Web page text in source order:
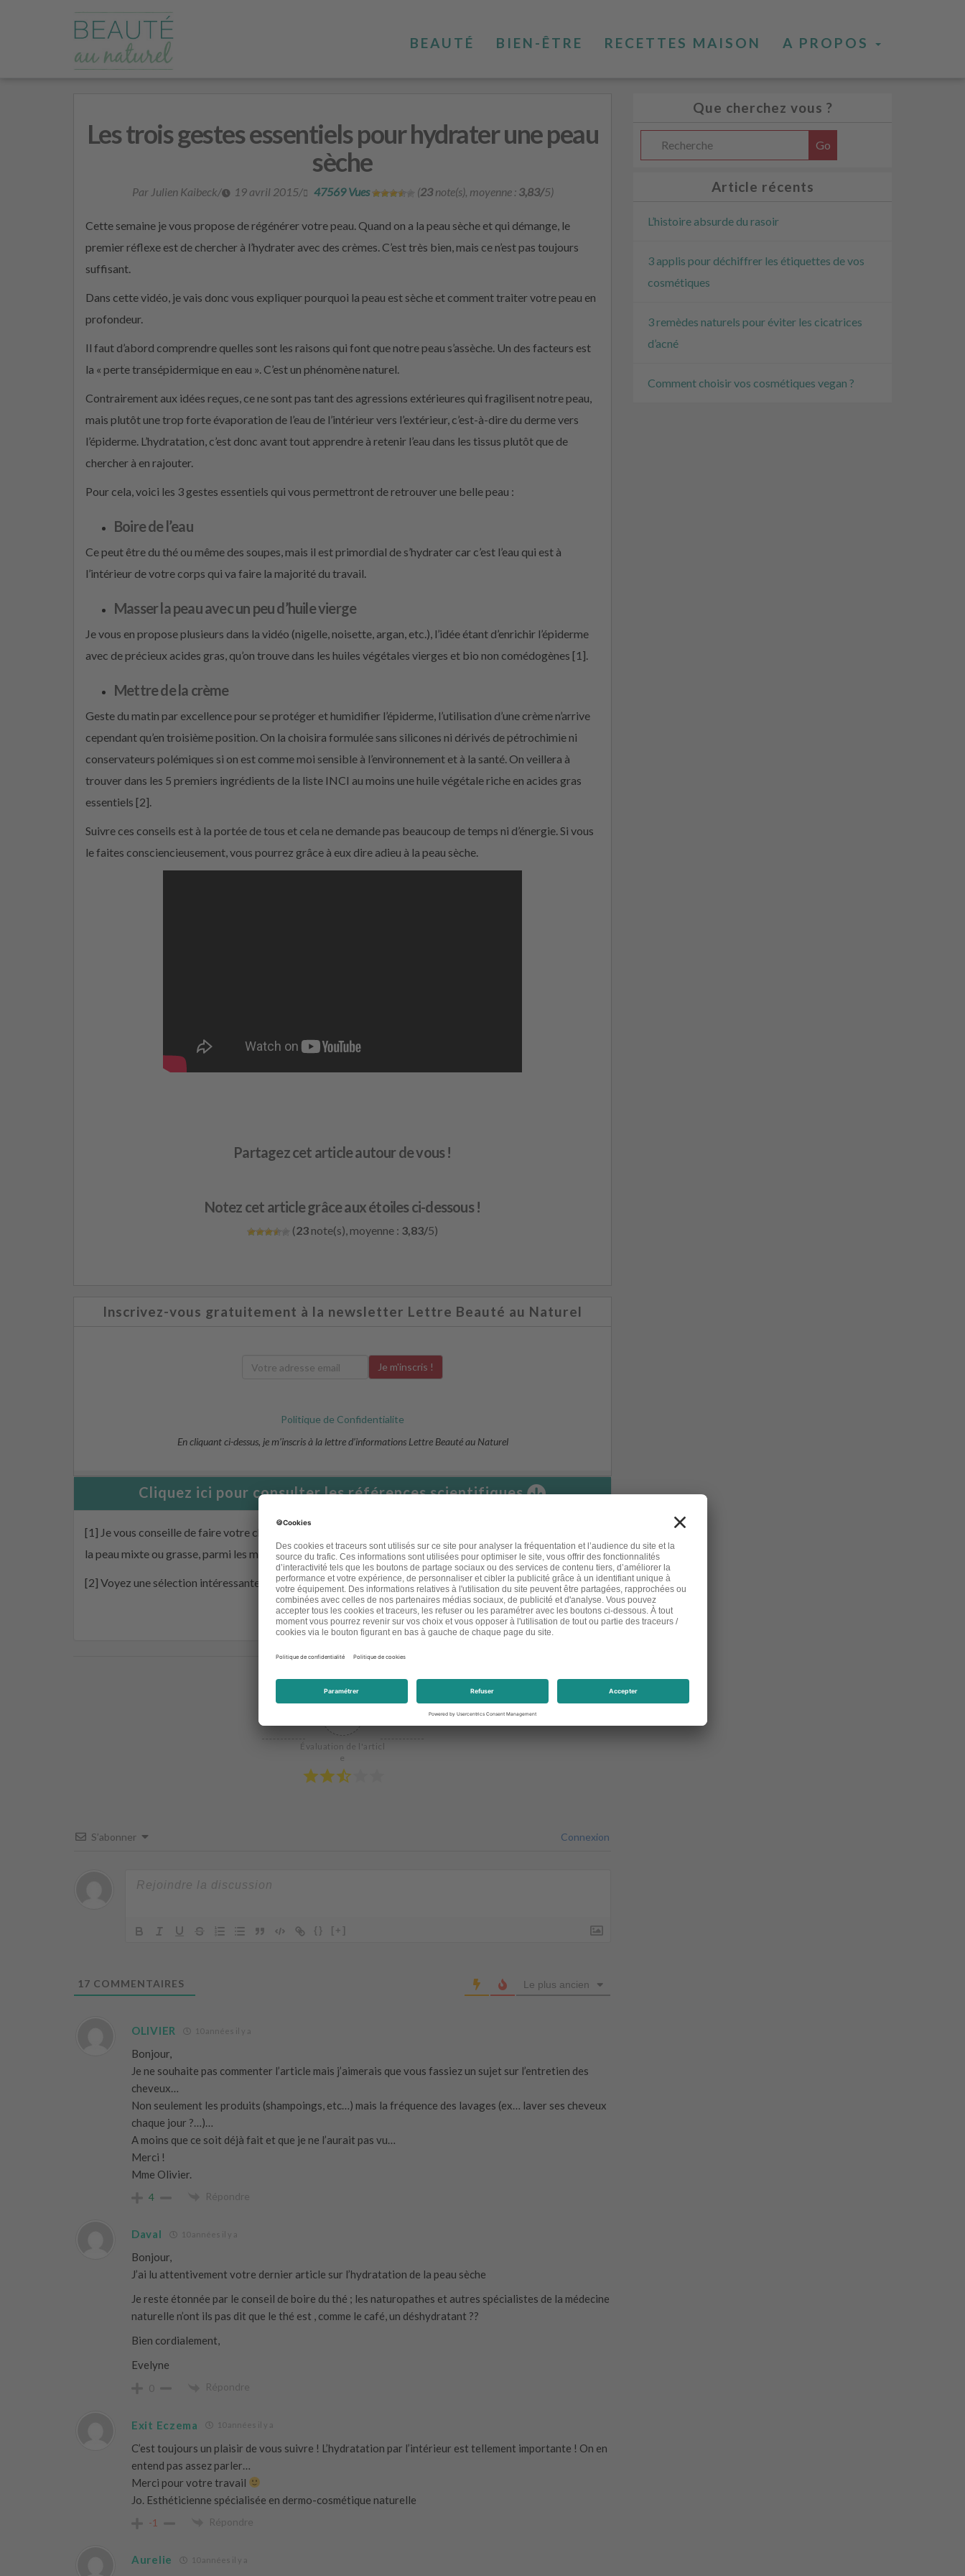
BEAUTÉ BIEN-ÊTRE RECETTES MAISON A PROPOS
Les trois gestes essentiels pour hydrater une peau
sèche
Par Julien Kaibeck/ 19 avril 2015/ 47569 Vues (23note(s), moyenne : 3,83/5)
Cette semaine je vous propose de régénérer votre peau. Quand on a la peau sèche et qui démange, le
premier réflexe est de chercher à l’hydrater avec des crèmes. C’est très bien, mais ce n’est pas toujours
suffisant.
Dans cette vidéo, je vais donc vous expliquer pourquoi la peau est sèche et comment traiter votre peau en
profondeur.
Il faut d’abord comprendre quelles sont les raisons qui font que notre peau s’assèche. Un des facteurs est
la « perte transépidermique en eau ». C’est un phénomène naturel.
Contrairement aux idées reçues, ce ne sont pas tant des agressions extérieures qui fragilisent notre peau,
mais plutôt une trop forte évaporation de l’eau de l’intérieur vers l’extérieur, c’est-à-dire du derme vers
l’épiderme. L’hydratation, c’est donc avant tout apprendre à retenir l’eau dans les tissus plutôt que de
chercher à en rajouter.
Pour cela, voici les 3 gestes essentiels qui vous permettront de retrouver une belle peau :
Boire de l’eau
Ce peut être du thé ou même des soupes, mais il est primordial de s’hydrater car c’est l’eau qui est à
l’intérieur de votre corps qui va faire la majorité du travail.
Masser la peau avec un peu d’huile vierge
Je vous en propose plusieurs dans la vidéo (nigelle, noisette, argan, etc.), l’idée étant d’enrichir l’épiderme
avec de précieux acides gras, qu’on trouve dans les huiles végétales vierges et bio non comédogènes [1].
Mettre de la crème
Geste du matin par excellence pour se protéger et humidifier l’épiderme, l’utilisation d’une crème n’arrive
cependant qu’en troisième position. On la choisira formulée sans silicones ni dérivés de pétrochimie ni
conservateurs polémiques si on est comme moi sensible à l’environnement et à la santé. On veillera à
trouver dans les 5 premiers ingrédients de la liste INCI au moins une huile végétale riche en acides gras
essentiels [2].
Suivre ces conseils est à la portée de tous et cela ne demande pas beaucoup de temps ni d’énergie. Si vous
le faites consciencieusement, vous pourrez grâce à eux dire adieu à la peau sèche.
Partagez cet article autour de vous !
Notez cet article grâce aux étoiles ci-dessous !
(23 note(s), moyenne : 3,83/5)
Inscrivez-vous gratuitement à la newsletter Lettre Beauté au Naturel
Politique de Confidentialite
En cliquant ci-dessus, je m’inscris à la lettre d’informations Lettre Beauté au Naturel
Cliquez ici pour consulter les références scientifiques
[1] Je vous conseille de faire votre choix en évitant l’amande douce, le germe de blé, et le coco si vous avez
la peau mixte ou grasse, parmi les marques recommandées par le mouvement Slow Cosmétiqueici.
[2] Voyez une sélection intéressante
Évaluation de l'articl
e
S’abonner Connexion
{} [+]
17 COMMENTAIRES Le plus ancien
OLIVIER 10 années il y a
Bonjour,
Je ne souhaite pas commenter l’article mais j’aimerais que vous fassiez un sujet sur l’entretien des
cheveux…
Non seulement les produits (shampoings, etc…) mais la fréquence des lavages (ex… laver ses cheveux
chaque jour ?…)…
A moins que ce soit déjà fait et que je ne l’aurait pas vu…
Merci !
Mme Olivier.
4 Répondre
Daval 10 années il y a
Bonjour,
J’ai lu attentivement votre dernier article sur l’hydratation de la peau sèche
Je reste étonnée par le conseil de boire du thé ; les naturopathes et autres spécialistes de la médecine
naturelle n’ont ils pas dit que le thé est , comme le café, un déshydratant ??
Bien cordialement,
Evelyne
0 Répondre
Exit Eczema 10 années il y a
C’est toujours un plaisir de vous suivre ! L’hydratation par l’intérieur est tellement importante ! On en
entend pas assez parler…
Merci pour votre travail
Jo. Esthéticienne spécialisée en dermo-cosmétique naturelle
-1 Répondre
Aurelie 10 années il y a
Que cherchez vous ?
Article récents
L’histoire absurde du rasoir
3 applis pour déchiffrer les étiquettes de vos
cosmétiques
3 remèdes naturels pour éviter les cicatrices
d’acné
Comment choisir vos cosmétiques vegan ?